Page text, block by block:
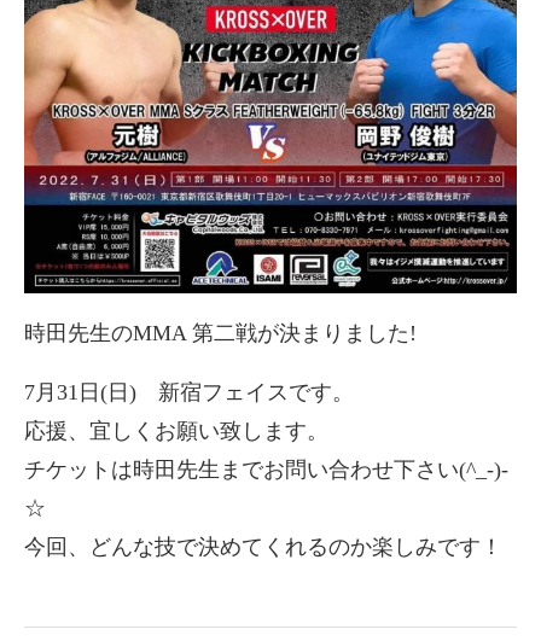
時田先生のMMA 第二戦が決まりました!
7月31日(日) 新宿フェイスです。
応援、宜しくお願い致します。
チケットは時田先生までお問い合わせ下さい(^_-)-
☆
今回、どんな技で決めてくれるのか楽しみです！